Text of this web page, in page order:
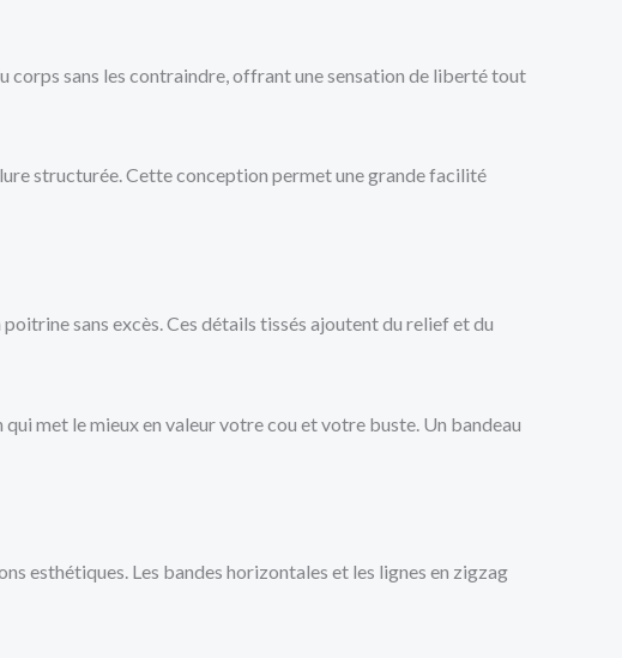
corps sans les contraindre, offrant une sensation de liberté tout
structurée. Cette conception permet une grande facilité
sans excès. Ces détails tissés ajoutent du relief et du
met le mieux en valeur votre cou et votre buste. Un bandeau
esthétiques. Les bandes horizontales et les lignes en zigzag